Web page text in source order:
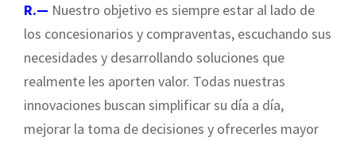
R.— Nuestro objetivo es siempre estar al lado de
los concesionarios y compraventas, escuchando sus
necesidades y desarrollando soluciones que
realmente les aporten valor. Todas nuestras
innovaciones buscan simplificar su día a día,
mejorar la toma de decisiones y ofrecerles mayor